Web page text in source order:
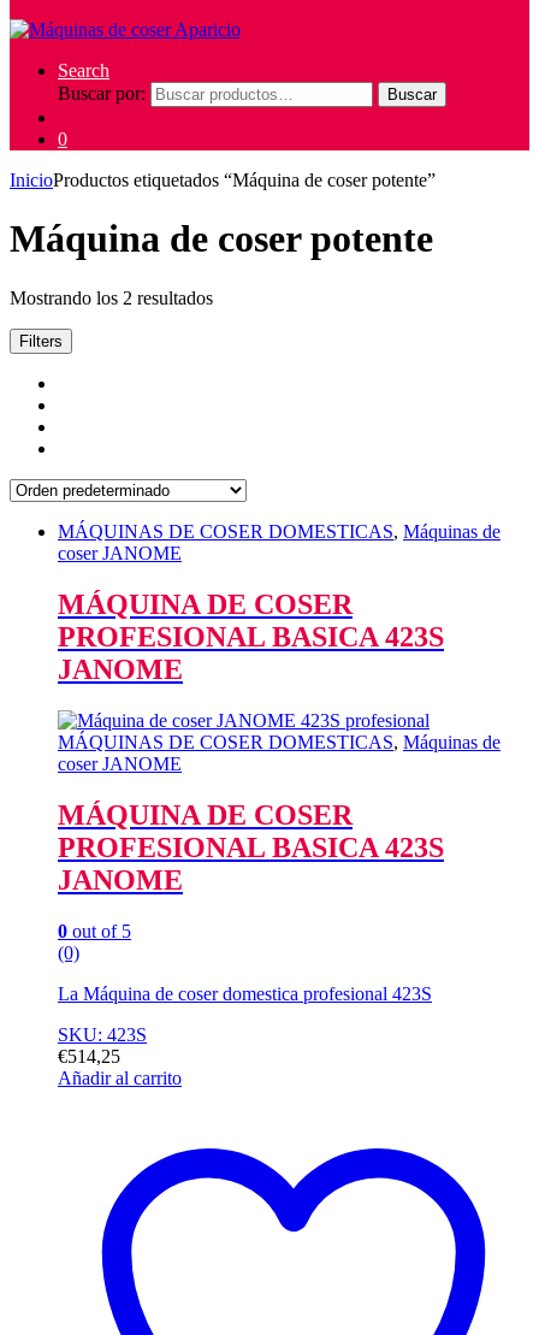
Search
Buscar por:
Buscar
0
InicioProductos etiquetados “Máquina de coser potente”
Máquina de coser potente
Mostrando los 2 resultados
Filters
MÁQUINAS DE COSER DOMESTICAS, Máquinas de
coser JANOME
MÁQUINA DE COSER
PROFESIONAL BASICA 423S
JANOME
MÁQUINAS DE COSER DOMESTICAS, Máquinas de
coser JANOME
MÁQUINA DE COSER
PROFESIONAL BASICA 423S
JANOME
0 out of 5
(0)
La Máquina de coser domestica profesional 423S
SKU: 423S
€514,25
Añadir al carrito